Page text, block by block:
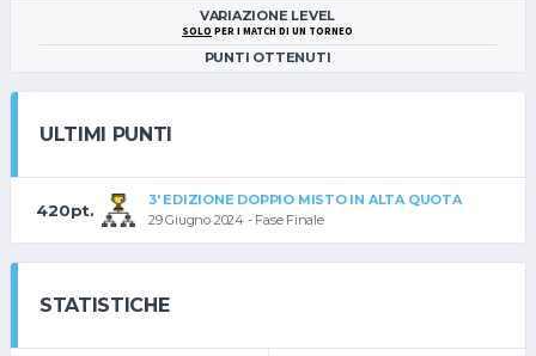
VARIAZIONE LEVEL
SOLO PER I MATCH DI UN TORNEO
PUNTI OTTENUTI
ULTIMI PUNTI
420pt.
3' EDIZIONE DOPPIO MISTO IN ALTA QUOTA
29 Giugno 2024 - Fase Finale
STATISTICHE